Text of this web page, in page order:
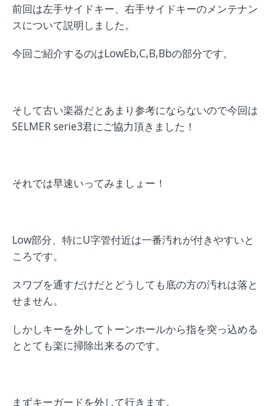
前回は左手サイドキー、右手サイドキーのメンテナン
スについて説明しました。
今回ご紹介するのはLowEb,C,B,Bbの部分です。
そして古い楽器だとあまり参考にならないので今回は
SELMER serie3君にご協力頂きました！
それでは早速いってみましょー！
Low部分、特にU字管付近は一番汚れが付きやすいと
ころです。
スワブを通すだけだとどうしても底の方の汚れは落と
せません。
しかしキーを外してトーンホールから指を突っ込める
ととても楽に掃除出来るのです。
まずキーガードを外して行きます。